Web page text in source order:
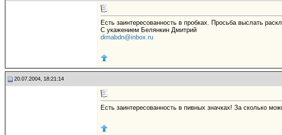
Есть заинтересованность в пробках. Просьба выслать
С укажением Белянкин Дмитрий
dimabdn@inbox.ru
20.07.2004, 18:21:14
Есть заинтересованность в пивных значках! За сколько